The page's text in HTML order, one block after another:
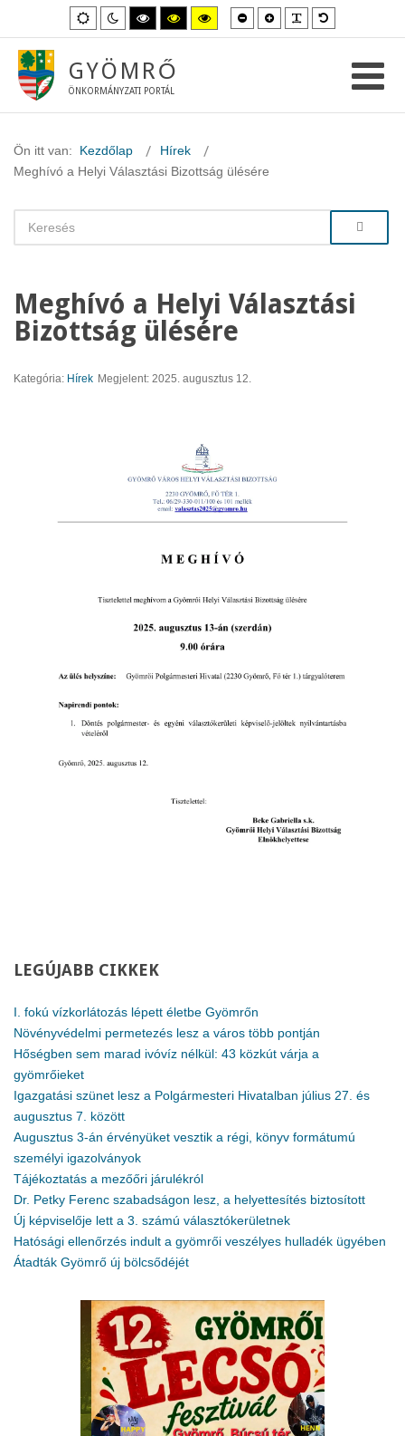
Alapértelmezett
mód
Éjszakai
mód
Magas
kontraszt
fekete-
mód.
Magas
kontraszt
fekete-
Magas
kontraszt
sárga-
Kisebb
betűméret
Nagyobb
betűméret
GYÖMRŐ
ÖNKORMÁNYZATI PORTÁL
Ön itt van: Kezdőlap
Hírek
Meghívó a Helyi Választási Bizottság ülésére
Meghívó a Helyi Választási
Bizottság ülésére
Kategória: Hírek Megjelent: 2025. augusztus 12.
LEGÚJABB CIKKEK
I. fokú vízkorlátozás lépett életbe Gyömrőn
Növényvédelmi permetezés lesz a város több pontján
Hőségben sem marad ivóvíz nélkül: 43 közkút várja a
gyömrőieket
Igazgatási szünet lesz a Polgármesteri Hivatalban július 27. és
augusztus 7. között
Augusztus 3-án érvényüket vesztik a régi, könyv formátumú
személyi igazolványok
Tájékoztatás a mezőőri járulékról
Dr. Petky Ferenc szabadságon lesz, a helyettesítés biztosított
Új képviselője lett a 3. számú választókerületnek
Hatósági ellenőrzés indult a gyömrői veszélyes hulladék ügyében
Átadták Gyömrő új bölcsődéjét